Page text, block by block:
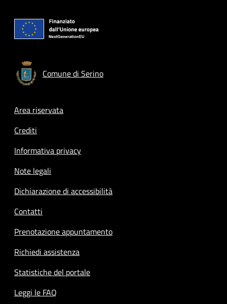
Comune di Serino
Footer menu
Area riservata
Crediti
Informativa privacy
Note legali
Dichiarazione di accessibilità
Contatti
Prenotazione appuntamento
Richiedi assistenza
Statistiche del portale
Leggi le FAQ